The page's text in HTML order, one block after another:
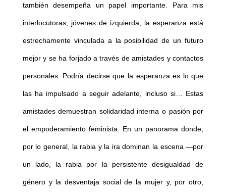
también desempeña un papel importante. Para mis
interlocutoras, jóvenes de izquierda, la esperanza está
estrechamente vinculada a la posibilidad de un futuro
mejor y se ha forjado a través de amistades y contactos
personales. Podría decirse que la esperanza es lo que
las ha impulsado a seguir adelante, incluso si… Estas
amistades demuestran solidaridad interna o pasión por
el empoderamiento feminista. En un panorama donde,
por lo general, la rabia y la ira dominan la escena —por
un lado, la rabia por la persistente desigualdad de
género y la desventaja social de la mujer y, por otro,